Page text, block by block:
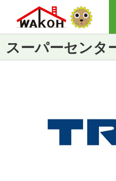
スーパーセンタ